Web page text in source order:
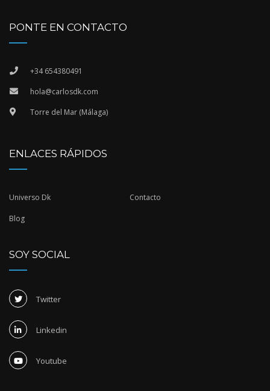
PONTE EN CONTACTO
+34 654380491
hola@carlosdk.com
Torre del Mar (Málaga)
ENLACES RÁPIDOS
Universo Dk Contacto
Blog
SOY SOCIAL
Twitter
Linkedin
Youtube